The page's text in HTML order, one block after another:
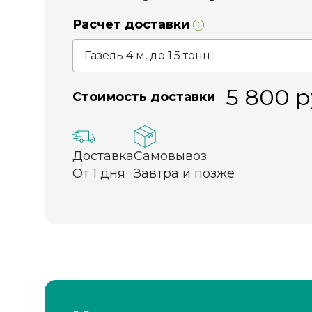
Расчет доставки
Стоимость доставки 5 800
Доставка
От 1 дня
Самовывоз
Завтра и позже